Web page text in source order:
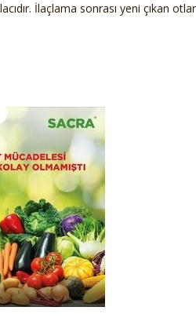
İlaçlama sonrası yeni çıkan